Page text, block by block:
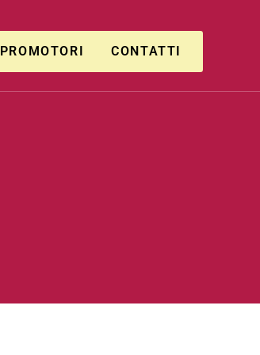
PROMOTORI CONTATTI